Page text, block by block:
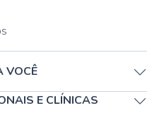
VOCÊ
E CLÍNICAS